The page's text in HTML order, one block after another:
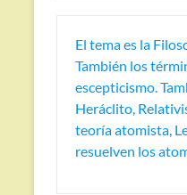
El tema es la
También los
escepticismo.
Heráclito,
teoría atomista,
resuelven los